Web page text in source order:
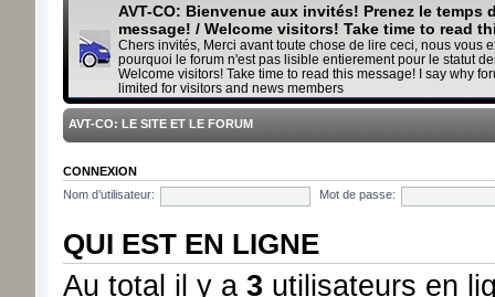
AVT-CO: Bienvenue aux invités! Prenez le temps
message! / Welcome visitors! Take time to read
Chers invités, Merci avant toute chose de lire ceci, nous vous
pourquoi le forum n'est pas lisible entierement pour le statut
Welcome visitors! Take time to read this message! I say why
limited for visitors and news members
AVT-CO: LE SITE ET LE FORUM
CONNEXION
Nom d’utilisateur:
Mot de passe:
QUI EST EN LIGNE
Au total il y a 3 utilisateurs en